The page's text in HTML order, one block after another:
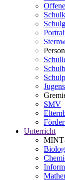
SMV
Unterricht